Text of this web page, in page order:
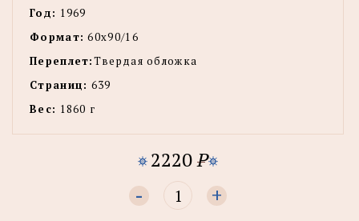
Год: 1969
Формат: 60х90/16
Переплет:Твердая обложка
Страниц: 639
Вес: 1860 г
2220P
- +